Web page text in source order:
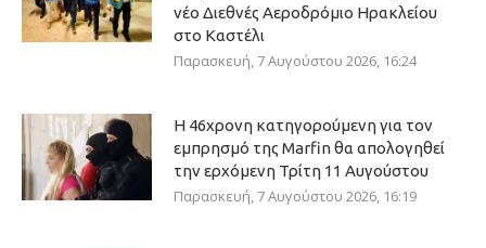
νέο Διεθνές Αεροδρόμιο Ηρακλείου
στο Καστέλι
Παρασκευή, 7 Αυγούστου 2026, 16:24
Η 46χρονη κατηγορούμενη για τον
εμπρησμό της Marfin θα απολογηθεί
την ερχόμενη Τρίτη 11 Αυγούστου
Παρασκευή, 7 Αυγούστου 2026, 16:19